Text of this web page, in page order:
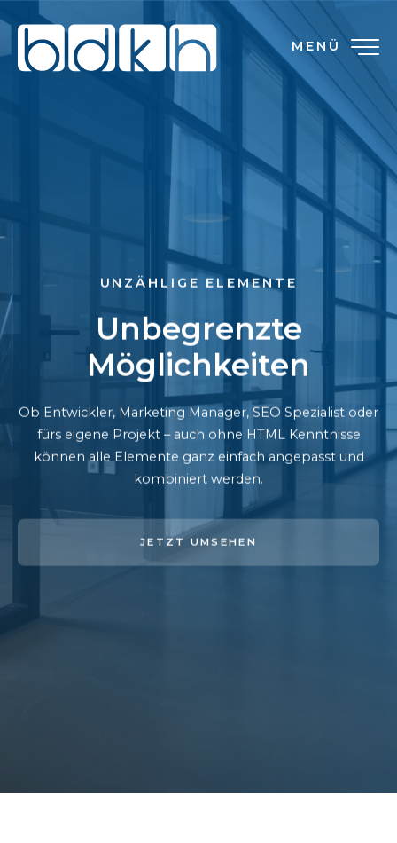
MENÜ
UNZÄHLIGE ELEMENTE
Unbegrenzte
Möglichkeiten
Ob Entwickler, Marketing Manager, SEO Spezialist oder
fürs eigene Projekt – auch ohne HTML Kenntnisse
können alle Elemente ganz einfach angepasst und
kombiniert werden.
JETZT UMSEHEN